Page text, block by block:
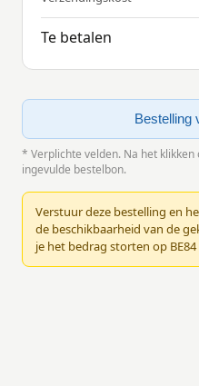
Te betalen
Bestelling
* Verplichte velden. Na het
ingevulde bestelbon.
Verstuur deze bestelling en
de beschikbaarheid van de
je het bedrag storten op BE84